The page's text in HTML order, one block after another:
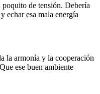
de tensión. Debería
echar esa mala energía
la armonía y la cooperación
ese buen ambiente